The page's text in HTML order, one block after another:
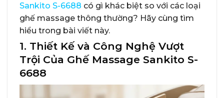
Sankito S-6688 có gì khác biệt so với các loại
ghế massage thông thường? Hãy cùng tìm
hiểu trong bài viết này.
1. Thiết Kế và Công Nghệ Vượt
Trội Của Ghế Massage Sankito S-
6688